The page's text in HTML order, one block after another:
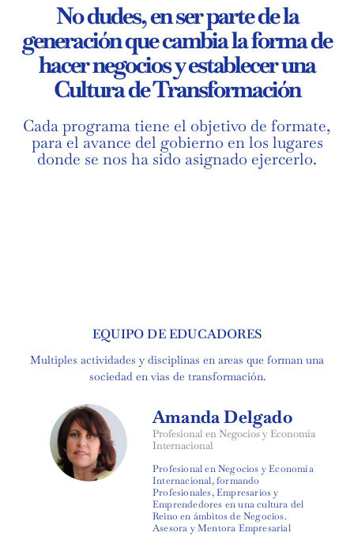
No dudes, en ser parte de la
generación que cambia la forma de
hacer negocios y establecer una
Cultura de Transformación
Cada programa tiene el objetivo de formate,
para el avance del gobierno en los lugares
donde se nos ha sido asignado ejercerlo.
EQUIPO DE EDUCADORES
Multiples actividades y disciplinas en areas que forman una
sociedad en vias de transformación.
Amanda Delgado
Profesional en Negocios y Economía
Internacional
Profesional en Negocios y Economía
Internacional, formando
Profesionales, Empresarios y
Emprendedores en una cultura del
Reino en ámbitos de Negocios.
Asesora y Mentora Empresarial